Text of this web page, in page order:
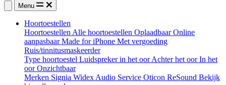
Menu
Hoortoestellen
HoortoestellenAlle hoortoestellen OplaadbaarOnline
aanpasbaarMade for iPhone Met vergoeding
Ruis/tinnitusmaskeerder
Type hoortoestel Luidspreker in het oorAchter het oorIn het
oorOnzichtbaar
Merken Signia WidexAudio Service Oticon ReSound Bekijk